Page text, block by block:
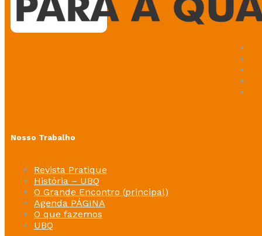
Nosso Trabalho
Revista Pratique
História – UBQ
O Grande Encontro (principal)
Agenda PÁGINA
O que fazemos
UBQ